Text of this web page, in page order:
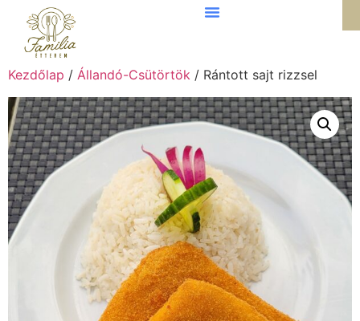
Kezdőlap / Állandó-Csütörtök / Rántott sajt rizzsel